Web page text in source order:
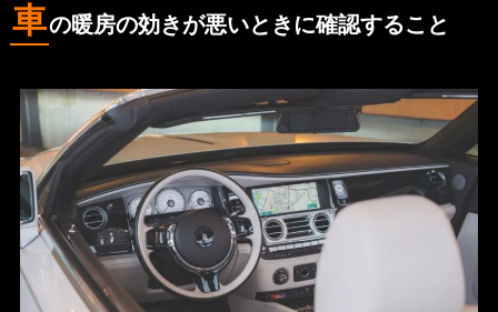
車の暖房の効きが悪いときに確認すること